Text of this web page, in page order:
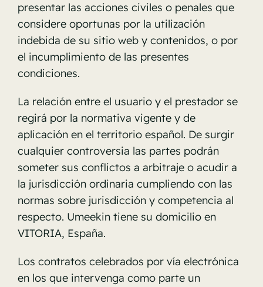
presentar las acciones civiles o penales que
considere oportunas por la utilización
indebida de su sitio web y contenidos, o por
el incumplimiento de las presentes
condiciones.
La relación entre el usuario y el prestador se
regirá por la normativa vigente y de
aplicación en el territorio español. De surgir
cualquier controversia las partes podrán
someter sus conflictos a arbitraje o acudir a
la jurisdicción ordinaria cumpliendo con las
normas sobre jurisdicción y competencia al
respecto. Umeekin tiene su domicilio en
VITORIA, España.
Los contratos celebrados por vía electrónica
en los que intervenga como parte un